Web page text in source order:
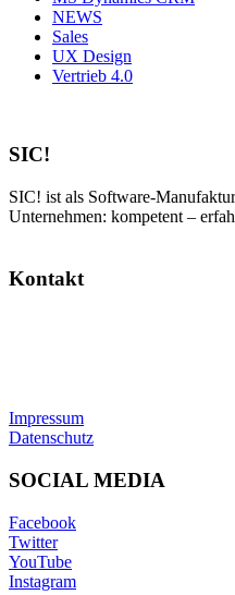
NEWS
Sales
UX Design
Vertrieb 4.0
SIC!
SIC! ist als Software-
Unternehmen: kompetent –
Kontakt
Impressum
Datenschutz
SOCIAL MEDIA
Facebook
Twitter
YouTube
Instagram